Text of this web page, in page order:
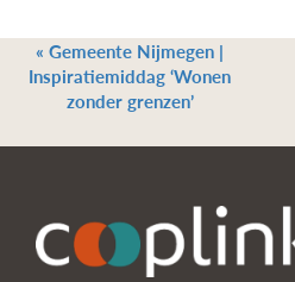
« Gemeente Nijmegen |
Inspiratiemiddag ‘Wonen
zonder grenzen’